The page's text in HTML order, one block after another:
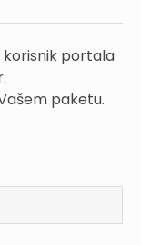
portala
paketu.